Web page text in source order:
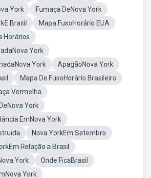
York
Fumaça DeNova York
Brasil
Mapa FusoHorário EUA
Horários
York
York
ApagãoNova York
Mapa De FusoHorário Brasileiro
Vermelha
York
EmNova York
Nova YorkEm Setembro
Relação a Brasil
York
Onde FicaBrasil
York